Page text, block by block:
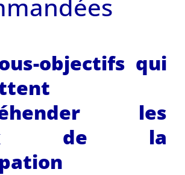
objectifs qui
les
de la